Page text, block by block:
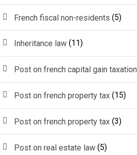
French fiscal non-residents (5)
Inheritance law (11)
Post on french capital gain taxation
Post on french property tax (15)
Post on french property tax (3)
Post on real estate law (5)